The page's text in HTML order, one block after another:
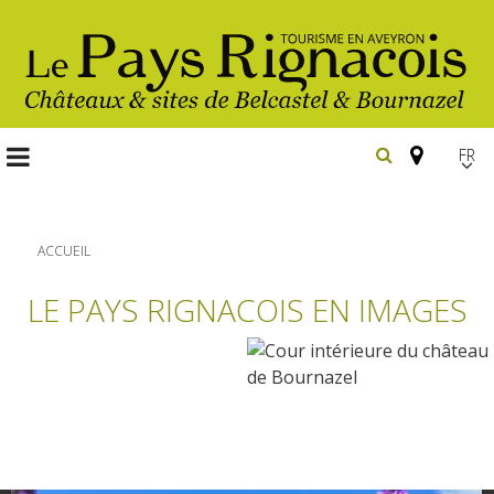
FR
Les
En vélo, à vtt
ACCUEIL
LE PAYS RIGNACOIS EN IMAGES